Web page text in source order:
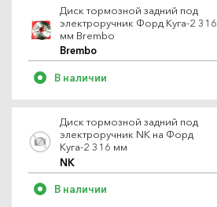
Диск тормозной задний под
электроручник Форд Куга-2 316
мм Brembo
Brembo
В наличии
Диск тормозной задний под
электроручник NK на Форд
Куга-2 316 мм
NK
В наличии